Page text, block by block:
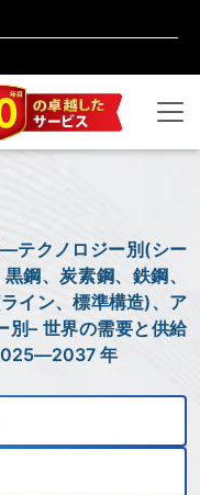
テクノロジー別(シー
鋼、炭素鋼、鉄鋼、
イン、標準構造)、ア
別– 世界の需要と供給
年